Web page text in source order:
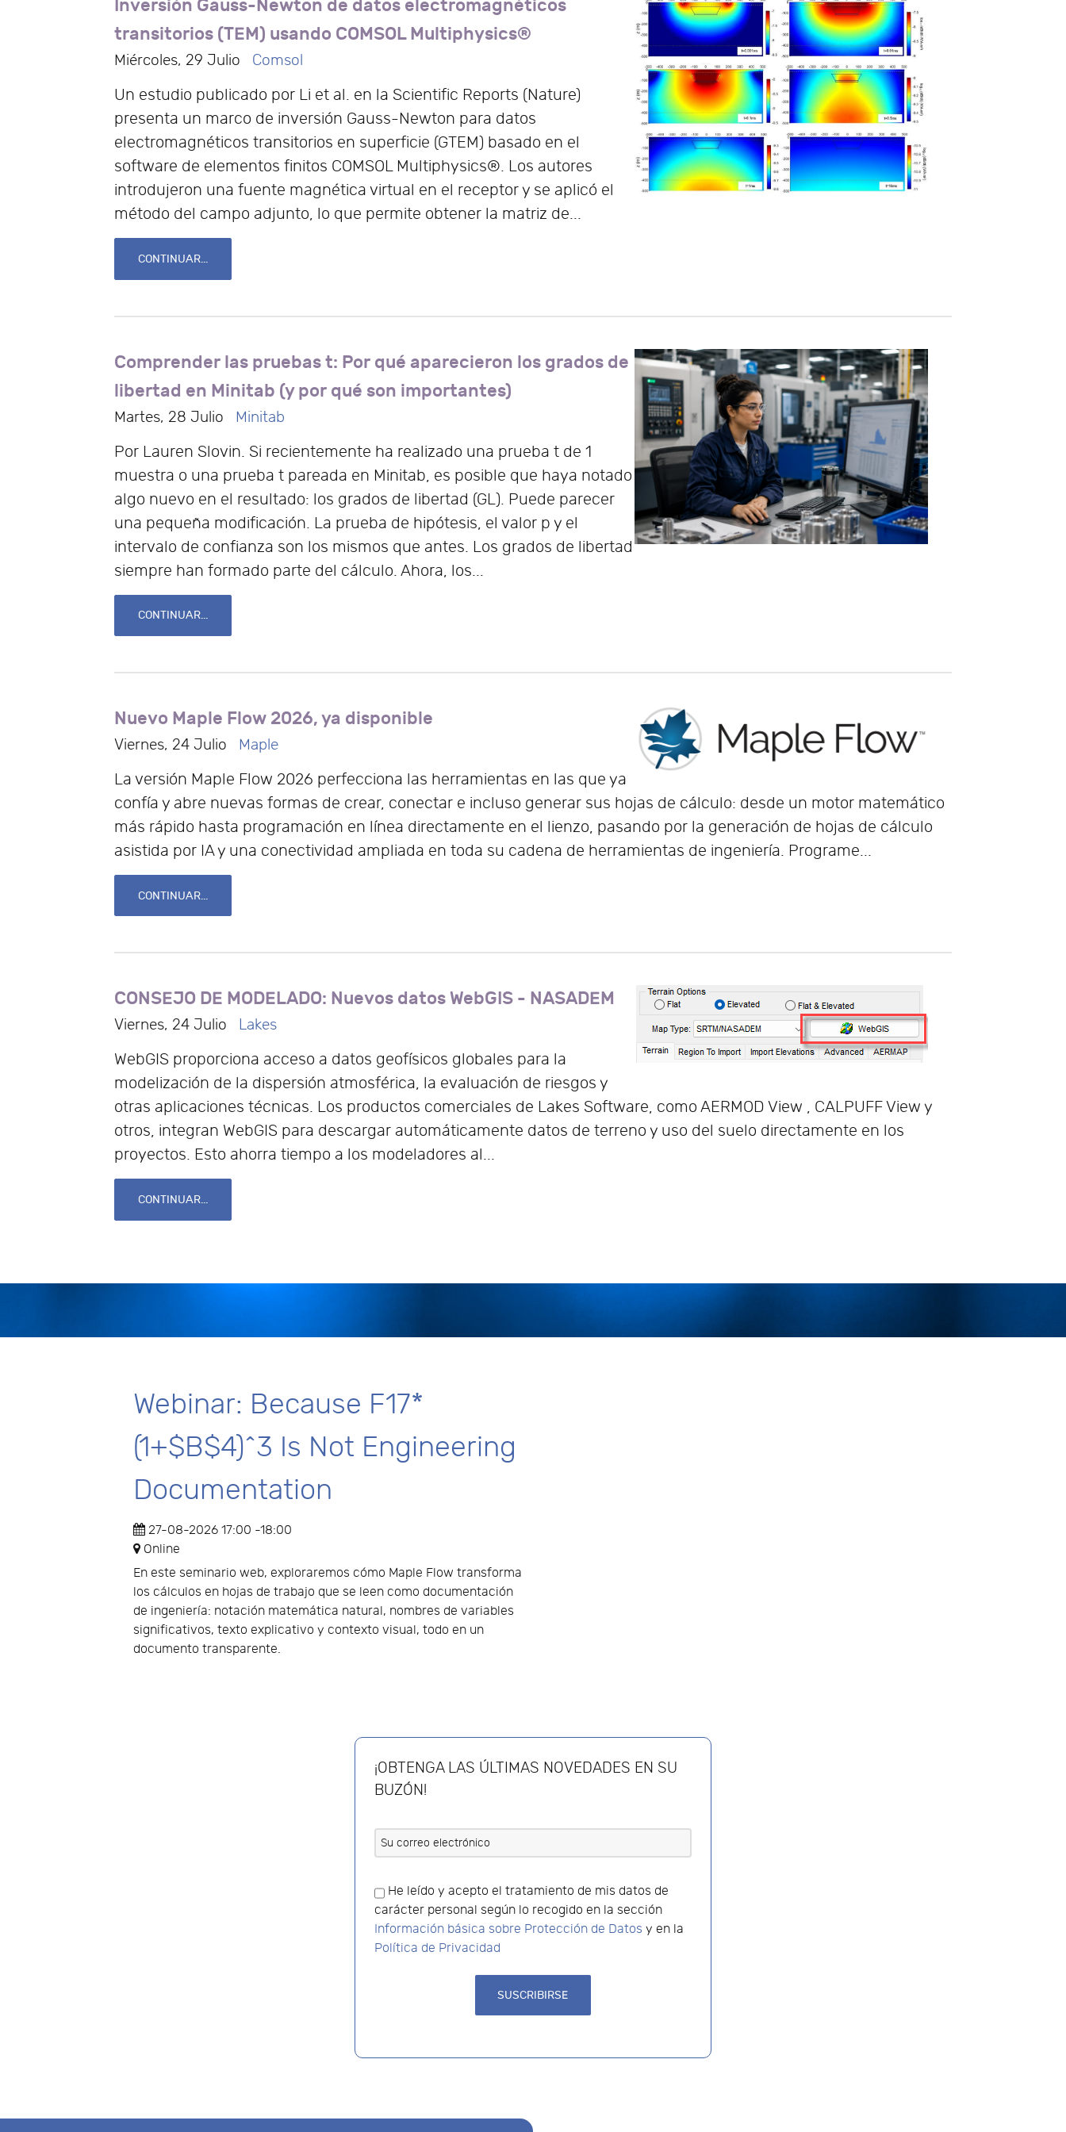
Inversión Gauss-Newton de datos electromagnéticos
transitorios (TEM) usando COMSOL Multiphysics®
Miércoles, 29 Julio Comsol
Un estudio publicado por Li et al. en la Scientific Reports (Nature)
presenta un marco de inversión Gauss-Newton para datos
electromagnéticos transitorios en superficie (GTEM) basado en el
software de elementos finitos COMSOL Multiphysics®. Los autores
introdujeron una fuente magnética virtual en el receptor y se aplicó el
método del campo adjunto, lo que permite obtener la matriz de...
CONTINUAR...
Comprender las pruebas t: Por qué aparecieron los grados de
libertad en Minitab (y por qué son importantes)
Martes, 28 Julio Minitab
Por Lauren Slovin. Si recientemente ha realizado una prueba t de 1
muestra o una prueba t pareada en Minitab, es posible que haya notado
algo nuevo en el resultado: los grados de libertad (GL). Puede parecer
una pequeña modificación. La prueba de hipótesis, el valor p y el
intervalo de confianza son los mismos que antes. Los grados de libertad
siempre han formado parte del cálculo. Ahora, los...
CONTINUAR...
Nuevo Maple Flow 2026, ya disponible
Viernes, 24 Julio Maple
La versión Maple Flow 2026 perfecciona las herramientas en las que ya
confía y abre nuevas formas de crear, conectar e incluso generar sus hojas de cálculo: desde un motor matemático
más rápido hasta programación en línea directamente en el lienzo, pasando por la generación de hojas de cálculo
asistida por IA y una conectividad ampliada en toda su cadena de herramientas de ingeniería. Programe...
CONTINUAR...
CONSEJO DE MODELADO: Nuevos datos WebGIS - NASADEM
Viernes, 24 Julio Lakes
WebGIS proporciona acceso a datos geofísicos globales para la
modelización de la dispersión atmosférica, la evaluación de riesgos y
otras aplicaciones técnicas. Los productos comerciales de Lakes Software, como AERMOD View , CALPUFF View y
otros, integran WebGIS para descargar automáticamente datos de terreno y uso del suelo directamente en los
proyectos. Esto ahorra tiempo a los modeladores al...
CONTINUAR...
Webinar: Because F17*
(1+$B$4)^3 Is Not Engineering
Documentation
27-08-202617:00 -18:00
Online
En este seminario web, exploraremos cómo Maple Flow transforma
los cálculos en hojas de trabajo que se leen como documentación
de ingeniería: notación matemática natural, nombres de variables
significativos, texto explicativo y contexto visual, todo en un
documento transparente.
¡OBTENGA LAS ÚLTIMAS NOVEDADES EN SU
BUZÓN!
He leído y acepto el tratamiento de mis datos de
carácter personal según lo recogido en la sección
Información básica sobre Protección de Datos y en la
Política de Privacidad